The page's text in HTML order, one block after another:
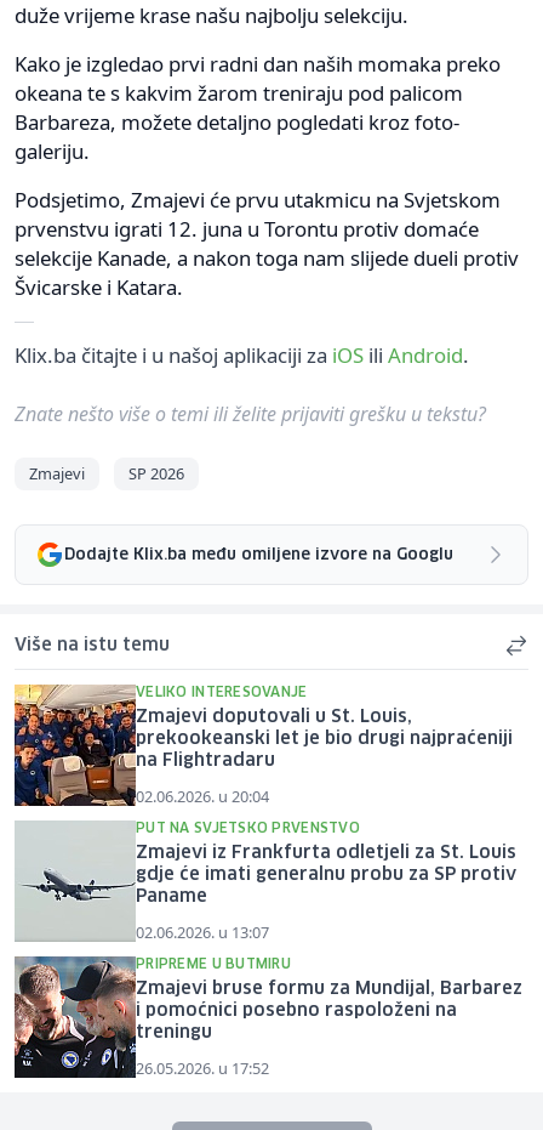
duže vrijeme krase našu najbolju selekciju.
Kako je izgledao prvi radni dan naših momaka preko
okeana te s kakvim žarom treniraju pod palicom
Barbareza, možete detaljno pogledati kroz foto-
galeriju.
Podsjetimo, Zmajevi će prvu utakmicu na Svjetskom
prvenstvu igrati 12. juna u Torontu protiv domaće
selekcije Kanade, a nakon toga nam slijede dueli protiv
Švicarske i Katara.
Klix.ba čitajte i u našoj aplikaciji za iOS ili Android.
Znate nešto više o temi ili želite prijaviti grešku u tekstu?
Zmajevi SP 2026
Dodajte Klix.ba među omiljene izvore na Googlu
Više na istu temu
VELIKO INTERESOVANJE
Zmajevi doputovali u St. Louis,
prekookeanski let je bio drugi najpraćeniji
na Flightradaru
02.06.2026. u 20:04
PUT NA SVJETSKO PRVENSTVO
Zmajevi iz Frankfurta odletjeli za St. Louis
gdje će imati generalnu probu za SP protiv
Paname
02.06.2026. u 13:07
PRIPREME U BUTMIRU
Zmajevi bruse formu za Mundijal, Barbarez
i pomoćnici posebno raspoloženi na
treningu
26.05.2026. u 17:52